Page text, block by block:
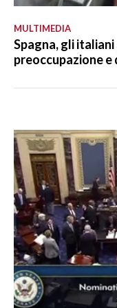
MULTIMEDIA
Spagna, gli
preoccupazione